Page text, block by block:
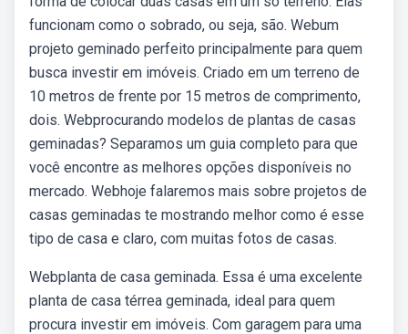
funcionam como o sobrado, ou seja, são. Webum
projeto geminado perfeito principalmente para quem
busca investir em imóveis. Criado em um terreno de
10 metros de frente por 15 metros de comprimento,
dois. Webprocurando modelos de plantas de casas
geminadas? Separamos um guia completo para que
você encontre as melhores opções disponíveis no
mercado. Webhoje falaremos mais sobre projetos de
casas geminadas te mostrando melhor como é esse
tipo de casa e claro, com muitas fotos de casas.
Webplanta de casa geminada. Essa é uma excelente
planta de casa térrea geminada, ideal para quem
procura investir em imóveis. Com garagem para uma